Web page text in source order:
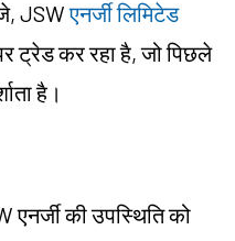
JSWएनर्जी लिमिटेड
ट्रेड कर रहा है, जो पिछले
है।
एनर्जी की उपस्थिति को